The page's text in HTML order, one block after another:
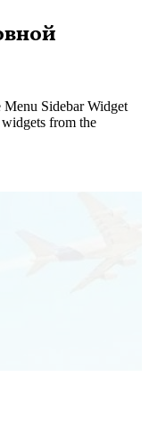
Sidebar Widget
from the